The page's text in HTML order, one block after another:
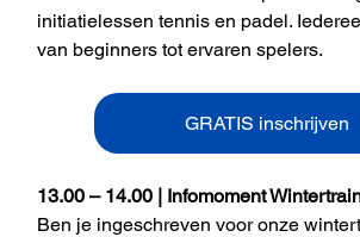
initiatielessen tennis en padel.
van beginners tot ervaren spelers.
GRATIS inschrijven
13.00 – 14.00 | Infomoment
Ben je ingeschreven voor onze